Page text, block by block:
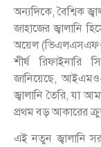
অন্যদিকে, বৈশ্বিক
জাহাজের জ্বালানি
অয়েল (ভিএলএসএফও)
শীর্ষ রিফাইনারি
জানিয়েছে,
জ্বালানি তৈরি, যা
প্রথম বড় আকারের
এই নতুন জ্বালানি